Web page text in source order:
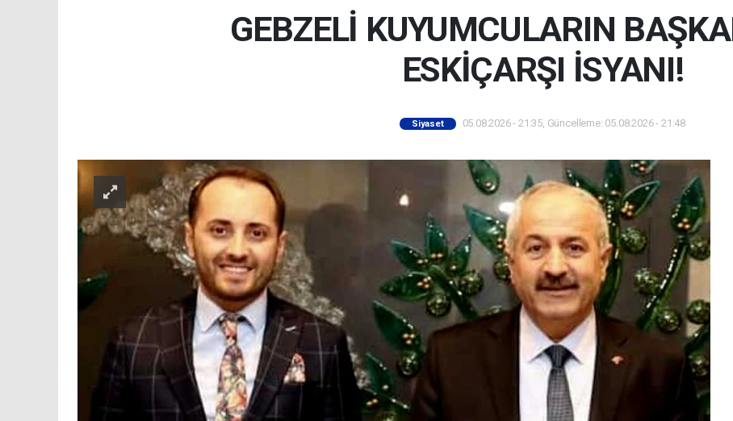
GEBZELİ KUYUMCULARIN
ESKİÇARŞI İSYANI!
Siyaset 05.08.2026 - 21:35, Güncelleme: 05.08.2026 - 21:48